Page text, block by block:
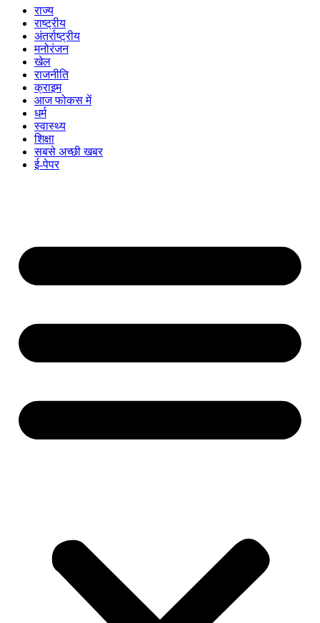
राज्य
राष्ट्रीय
अंतर्राष्ट्रीय
मनोरंजन
खेल
राजनीति
क्राइम
आज फोकस में
धर्म
स्वास्थ्य
शिक्षा
सबसे अच्छी खबर
ई-पेपर